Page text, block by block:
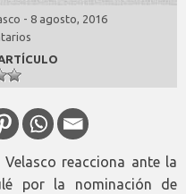
- 8 agosto, 2016
reacciona ante la
por la nominación de